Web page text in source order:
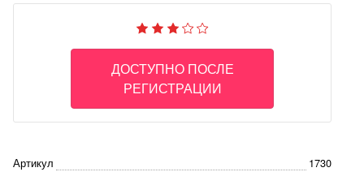
ДОСТУПНО ПОСЛЕ
РЕГИСТРАЦИИ
Артикул
1730